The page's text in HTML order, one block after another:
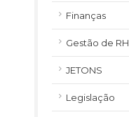
Finanças
Gestão de RH
JETONS
Legislação